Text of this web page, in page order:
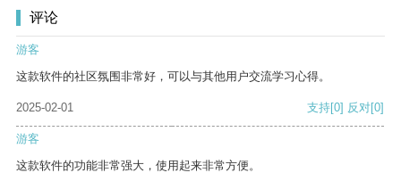
评论
游客
这款软件的社区氛围非常好，可以与其他用户交流学习心得。
2025-02-01 支持[0] 反对[0]
游客
这款软件的功能非常强大，使用起来非常方便。